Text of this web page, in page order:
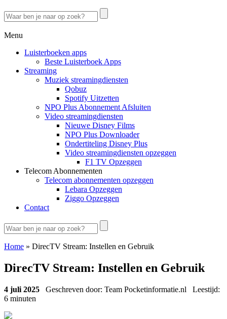
Menu
Luisterboeken apps
Beste Luisterboek Apps
Streaming
Muziek streamingdiensten
Qobuz
Spotify Uitzetten
NPO Plus Abonnement Afsluiten
Video streamingdiensten
Nieuwe Disney Films
NPO Plus Downloader
Ondertiteling Disney Plus
Video streamingdiensten opzeggen
F1 TV Opzeggen
Telecom Abonnementen
Telecom abonnementen opzeggen
Lebara Opzeggen
Ziggo Opzeggen
Contact
Home » DirecTV Stream: Instellen en Gebruik
DirecTV Stream: Instellen en Gebruik
4 juli 2025 Geschreven door: Team Pocketinformatie.nl Leestijd:
6 minuten